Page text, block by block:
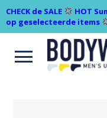
CHECK de SALE HOT
op geselecteerde items
Open